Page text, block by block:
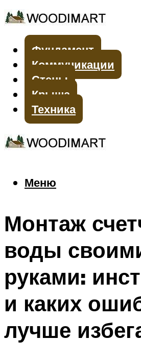
Фундамент
Коммуникации
Стены
Крыша
Техника
Меню
Меню
Монтаж
воды
руками:
и каких
лучше